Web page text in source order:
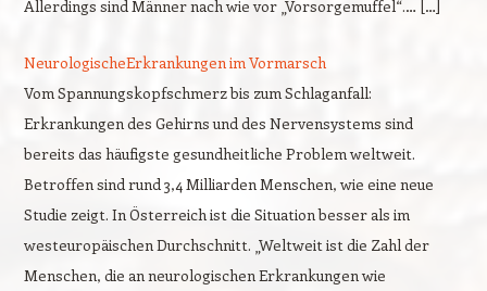
Allerdings sind Männer nach wie vor „Vorsorgemuffel“.… […]
NeurologischeErkrankungen im Vormarsch
Vom Spannungskopfschmerz bis zum Schlaganfall:
Erkrankungen des Gehirns und des Nervensystems sind
bereits das häufigste gesundheitliche Problem weltweit.
Betroffen sind rund 3,4 Milliarden Menschen, wie eine neue
Studie zeigt. In Österreich ist die Situation besser als im
westeuropäischen Durchschnitt. „Weltweit ist die Zahl der
Menschen, die an neurologischen Erkrankungen wie